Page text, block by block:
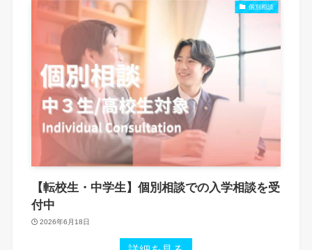
個別相談
【転校生・中学生】個別相談での入学相談を受
付中
2026年6月18日